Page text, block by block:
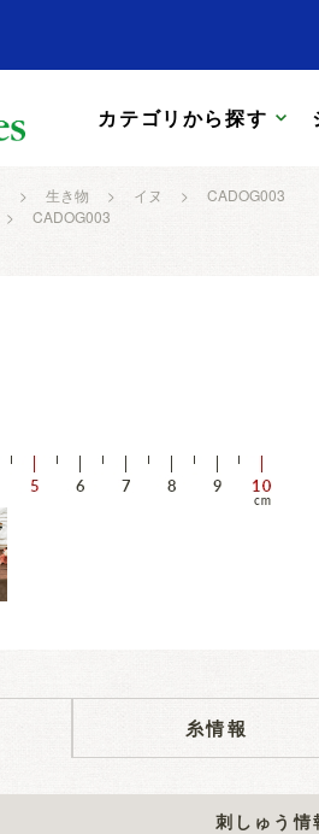
カテゴリから探す
> 生き物 > イヌ >
CADOG003
> CADOG003
糸情報
刺しゅう情